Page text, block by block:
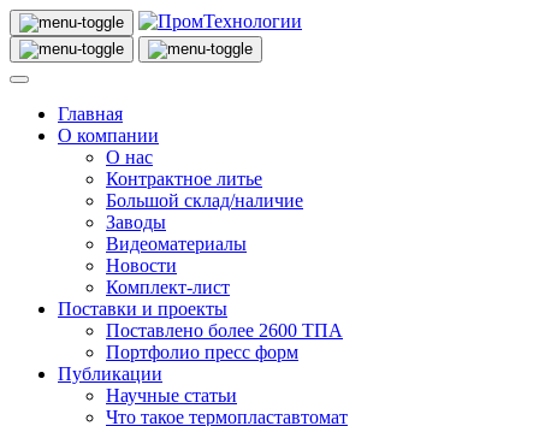
Главная
О компании
О нас
Контрактное литье
Большой склад/наличие
Заводы
Видеоматериалы
Новости
Комплект-лист
Поставки и проекты
Поставлено более 2600 ТПА
Портфолио пресс форм
Публикации
Научные статьи
Что такое термопластавтомат